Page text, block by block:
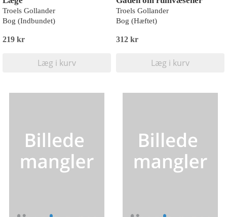
Troels Gollander
Bog (Indbundet)
219 kr
Læg i kurv
Troels Gollander
Bog (Hæftet)
312 kr
Læg i kurv